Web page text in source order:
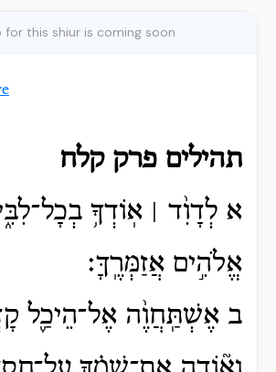
for this shiur is coming soon
תהילים פרק קלח
א לְדָוִ֨ד ׀ אֽוֹדְךָ֥
אֱלֹהִ֣ים אֲזַמְּרֶֽךָּ׃
ב אֶשְׁתַּֽחֲוֶ֨ה אֶל־הֵיכַ֪ל